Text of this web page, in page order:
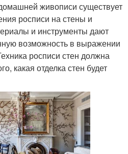
живописи существует
росписи на стены и
и инструменты дают
возможность в выражении
росписи стен должна
какая отделка стен будет